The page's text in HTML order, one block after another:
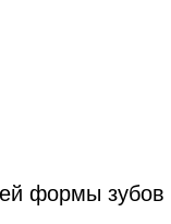
формы зубов